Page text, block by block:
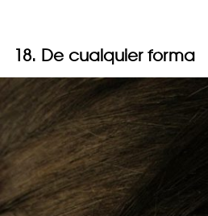
18. De cualquier forma